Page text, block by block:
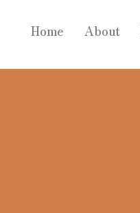
Home About